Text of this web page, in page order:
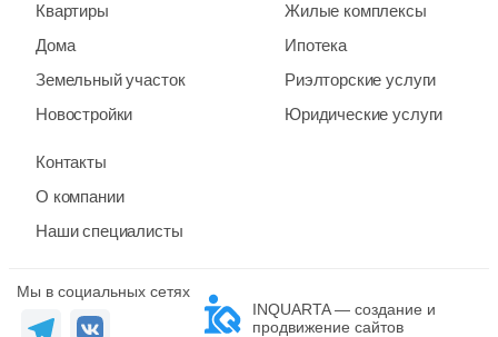
Квартиры
Дома
Земельный участок
Новостройки
Жилые комплексы
Ипотека
Риэлторские услуги
Юридические услуги
Контакты
О компании
Наши специалисты
Мы в социальных сетях
INQUARTA — создание и
продвижение сайтов